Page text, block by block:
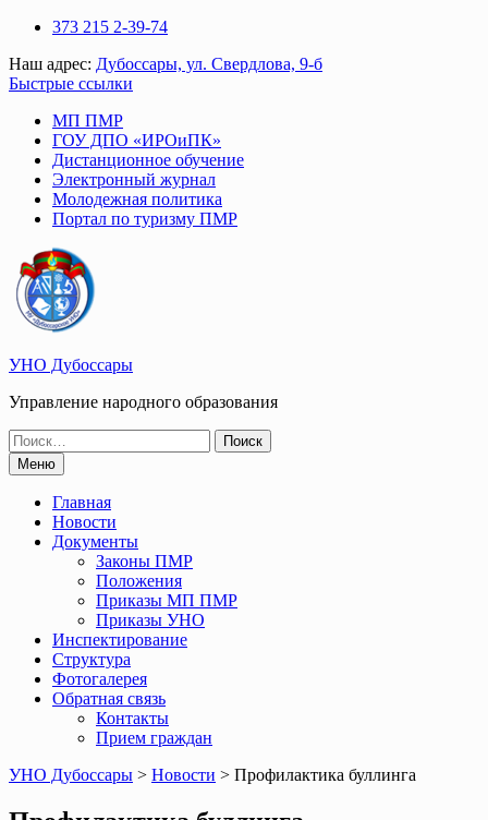
Перейти
содержимому
373 215 2-39-74
Наш адрес: Дубоссары, ул. Свердлова, 9-б
Быстрые ссылки
МП ПМР
ГОУ ДПО «ИРОиПК»
Дистанционное обучение
Электронный журнал
Молодежная политика
Портал по туризму ПМР
УНО Дубоссары
Управление народного образования
Поиск
по:Меню
Главная
Новости
Документы
Законы ПМР
Положения
Приказы МП ПМР
Приказы УНО
Инспектирование
Структура
Фотогалерея
Обратная связь
Контакты
Прием граждан
УНО Дубоссары > Новости > Профилактика буллинга